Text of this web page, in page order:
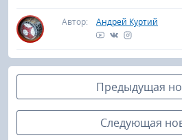
Автор: Андрей Куртий
Предыдущая
Следующая